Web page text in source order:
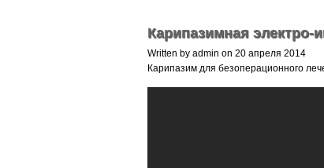
Карипазимная электро-
Written by admin on 20 апреля 2014
Карипазим для безоперационного